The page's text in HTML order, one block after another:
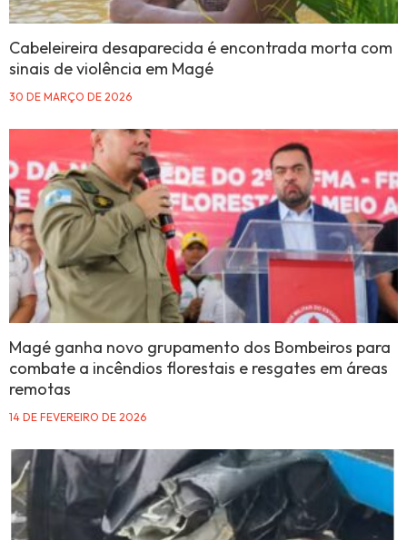
Cabeleireira desaparecida é encontrada morta com
sinais de violência em Magé
30 DE MARÇO DE 2026
Magé ganha novo grupamento dos Bombeiros para
combate a incêndios florestais e resgates em áreas
remotas
14 DE FEVEREIRO DE 2026